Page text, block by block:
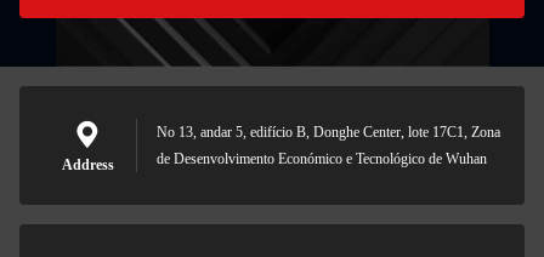
Address
No 13, andar 5, edifício B, Donghe Center, lote 17C1, Zona
de Desenvolvimento Económico e Tecnológico de Wuhan